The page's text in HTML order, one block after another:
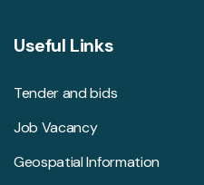
Useful Links
Tender and bids
Job Vacancy
Geospatial Information